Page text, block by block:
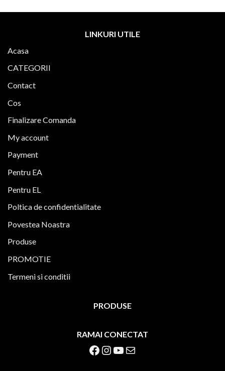
LINKURI UTILE
Acasa
CATEGORII
Contact
Cos
Finalizare Comanda
My account
Payment
Pentru EA
Pentru EL
Poltica de confidentialitate
Povestea Noastra
Produse
PROMOTIE
Termeni si conditii
PRODUSE
RAMAI CONECTAT
Facebook Instagram YouTube Mail